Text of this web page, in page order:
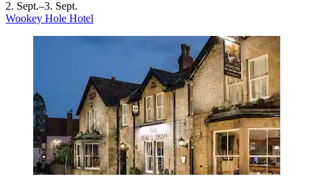
2. Sept.–3. Sept.
Wookey Hole Hotel